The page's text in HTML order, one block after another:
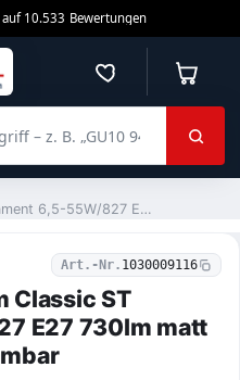
auf 10.533 Bewertungen
Merkzettel
Osram LED Parathom Classic ST Filament 6,5-55W/827 E27 730lm matt warmweiß nicht dimmbar
Art.-Nr. 1030009116
Classic ST
E27 730lm matt